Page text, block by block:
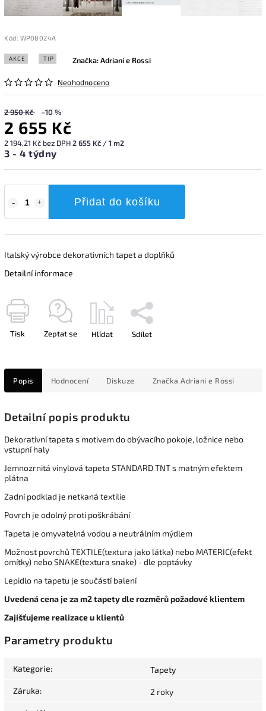
Kód: WP08024A
AKCE TIP
Neohodnoceno
Značka:Adriani e Rossi
2 950 Kč –10 %
2 655 Kč
2 194,21 Kč bez DPH2 655 Kč / 1 m2
3 - 4 týdny
Přidat do košíku
Italský výrobce dekorativních tapet a doplňků
Detailní informace
Tisk Zeptat se Hlídat Sdílet
Popis Hodnocení Diskuze Značka Adriani e Rossi
Detailní popis produktu
Dekorativní tapeta s motivem do obývacího pokoje, ložnice nebo
vstupní haly
Jemnozrnitá vinylová tapeta STANDARD TNT s matným efektem
plátna
Zadní podklad je netkaná textilie
Povrch je odolný proti poškrábání
Tapeta je omyvatelná vodou a neutrálním mýdlem
Možnost povrchů TEXTILE(textura jako látka) nebo MATERIC(efekt
omítky) nebo SNAKE(textura snake) - dle poptávky
Lepidlo na tapetu je součástí balení
Uvedená cena je za m2 tapety dle rozměrů požadové klientem
Zajišťujeme realizace u klientů
Parametry produktu
Kategorie: Tapety
Záruka: 2 roky